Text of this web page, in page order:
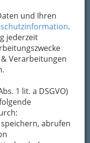
und Ihren
.
jederzeit
Verarbeitungen
1 lit. a DSGVO)
abrufen
Mails zu
Stelle zur
ein sicheres
nach dem
weitergeleitet.